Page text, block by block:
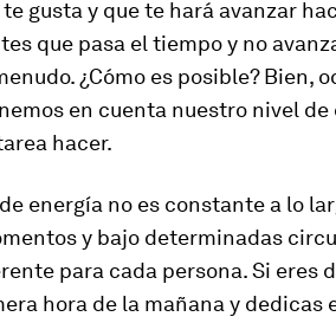
gusta y que te hará avanzar
que pasa el tiempo y no
¿Cómo es posible? Bien,
en cuenta nuestro nivel
hacer.
energía no es constante a lo
y bajo determinadas
para cada persona. Si eres
hora de la mañana y dedicas